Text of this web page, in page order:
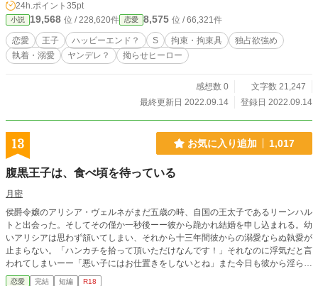
24h.ポイント 35pt
小説 19,568 位 / 228,620件 恋愛 8,575 位 / 66,321件
恋愛 王子 ハッピーエンド？ S 拘束・拘束具
独占欲強め
執着・溺愛
ヤンデレ？ 拗らせヒーロー
感想数 0
文字数 21,247
最終更新日 2022.09.14
登録日 2022.09.14
13 お気に入り追加 1,017
腹黒王子は、食べ頃を待っている
月密
侯爵令嬢のアリシア・ヴェルネがまだ五歳の時、自国の王太子であるリーンハル
トと出会った。そしてその僅か一秒後ーー彼から跪かれ結婚を申し込まれる。幼
いアリシアは思わず頷いてしまい、それから十三年間彼からの溺愛ならぬ執愛が
止まらない。「ハンカチを拾って頂いただけなんです！」それなのに浮気だと言
われてしまいーー「悪い子にはお仕置きをしないとね」また今日も彼から淫らな
お仕置きをされてーー……。
恋愛 完結 短編 R18